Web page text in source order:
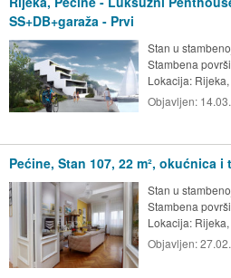
SS+DB+garaža - Prvi
Stan u
Stambena
Lokacija:
Objavljen:
Pećine, Stan 107, 22 m², okućnica i
Stan u
Stambena
Lokacija:
Objavljen: